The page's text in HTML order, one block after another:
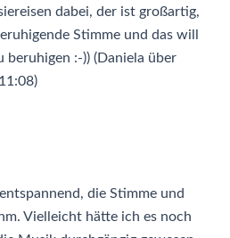
dabei, der ist großartig,
Stimme und das will
beruhigen :-)) (Daniela über
die Stimme und
Vielleicht hätte ich es noch